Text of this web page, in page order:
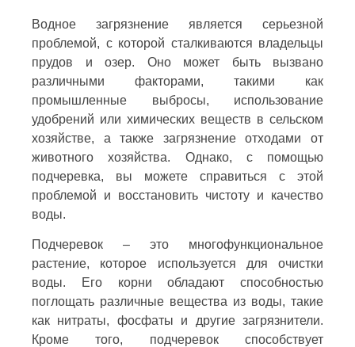
Водное загрязнение является серьезной
проблемой, с которой сталкиваются владельцы
прудов и озер. Оно может быть вызвано
различными факторами, такими как
промышленные выбросы, использование
удобрений или химических веществ в сельском
хозяйстве, а также загрязнение отходами от
животного хозяйства. Однако, с помощью
подчеревка, вы можете справиться с этой
проблемой и восстановить чистоту и качество
воды.
Подчеревок – это многофункциональное
растение, которое используется для очистки
воды. Его корни обладают способностью
поглощать различные вещества из воды, такие
как нитраты, фосфаты и другие загрязнители.
Кроме того, подчеревок способствует